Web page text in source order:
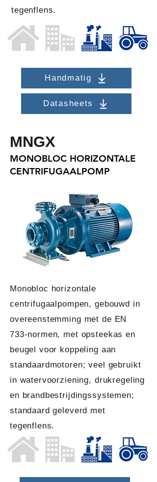
tegenflens.
Handmatig
Datasheets
MNGX
MONOBLOC HORIZONTALE
CENTRIFUGAALPOMP
Monobloc horizontale
centrifugaalpompen, gebouwd in
overeenstemming met de EN
733-normen, met opsteekas en
beugel voor koppeling aan
standaardmotoren; veel gebruikt
in watervoorziening, drukregeling
en brandbestrijdingssystemen;
standaard geleverd met
tegenflens.